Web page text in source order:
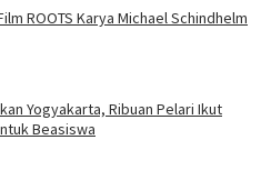
ROOTS Karya Michael Schindhelm
Yogyakarta, Ribuan Pelari Ikut
Beasiswa